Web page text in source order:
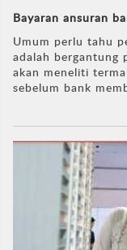
Bayaran ansuran
Umum perlu tahu
adalah bergantung
akan meneliti
sebelum bank